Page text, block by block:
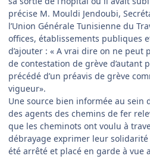
précise M. Mouldi Jendoubi,
l’Union Générale Tunisienne du
offices, établissements publiques
d’ajouter : « A vrai dire on ne peut
de contestation de grève d’autant
précédé d’un préavis de grève
vigueur».
Une source bien informée au sein
des agents des chemins de fer
que les cheminots ont voulu à
débrayage exprimer leur
été arrêté et placé en garde à vue